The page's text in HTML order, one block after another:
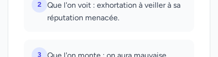
2
Que l'on voit : exhortation à veiller à sa
réputation menacée.
3